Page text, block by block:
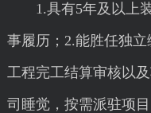
1.具有5年及以上装
事履历；2.能胜任独立
工程完工结算审核以
司睡觉，按需派驻项目